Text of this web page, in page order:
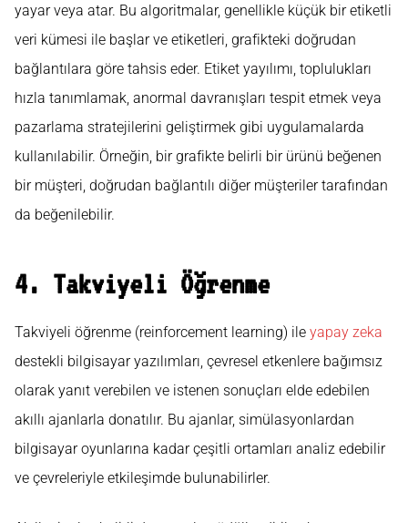
yayar veya atar. Bu algoritmalar, genellikle küçük bir etiketli
veri kümesi ile başlar ve etiketleri, grafikteki doğrudan
bağlantılara göre tahsis eder. Etiket yayılımı, toplulukları
hızla tanımlamak, anormal davranışları tespit etmek veya
pazarlama stratejilerini geliştirmek gibi uygulamalarda
kullanılabilir. Örneğin, bir grafikte belirli bir ürünü beğenen
bir müşteri, doğrudan bağlantılı diğer müşteriler tarafından
da beğenilebilir.
4. Takviyeli Öğrenme
Takviyeli öğrenme (reinforcement learning) ile yapay zeka
destekli bilgisayar yazılımları, çevresel etkenlere bağımsız
olarak yanıt verebilen ve istenen sonuçları elde edebilen
akıllı ajanlarla donatılır. Bu ajanlar, simülasyonlardan
bilgisayar oyunlarına kadar çeşitli ortamları analiz edebilir
ve çevreleriyle etkileşimde bulunabilirler.